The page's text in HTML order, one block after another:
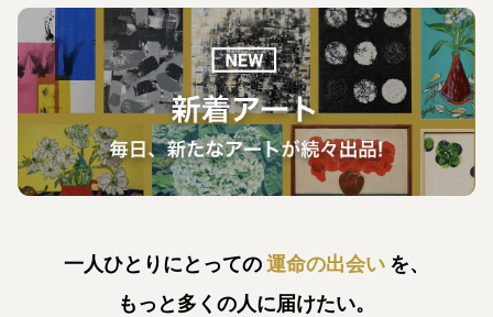
一人ひとりにとっての運命の出会い を、
もっと多くの人に届けたい。